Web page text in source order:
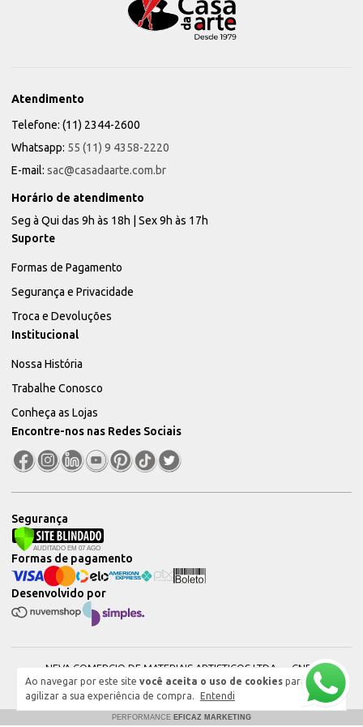
Ao navegar por este site você aceita o uso de cookies para
agilizar a sua experiência de compra.
Entendi
Atendimento
Telefone: (11) 2344-2600
Whatsapp: 55 (11) 9 4358-2220
E-mail: sac@casadaarte.com.br
Horário de atendimento
Seg à Qui das 9h às 18h | Sex 9h às 17h
Suporte
Formas de Pagamento
Segurança e Privacidade
Troca e Devoluções
Institucional
Nossa História
Trabalhe Conosco
Conheça as Lojas
Encontre-nos nas Redes Sociais
Segurança
Desenvolvido por
Formas de pagamento
NEVA COMERCIO DE MATERIAIS ARTISTICOS LTDA — CNPJ:
51604544000101 © 2026. Todos os direitos reservados.